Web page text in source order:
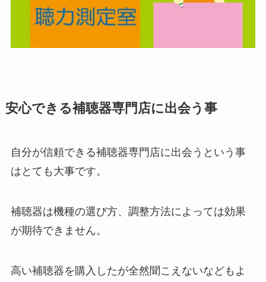
安心できる補聴器専門店に出会う事
自分が信頼できる補聴器専門店に出会うという事
はとても大事です。
補聴器は機種の選び方、調整方法によっては効果
が期待できません。
高い補聴器を購入したが全然聞こえないなどもよ